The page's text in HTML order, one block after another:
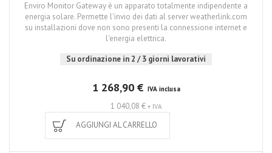
Enviro Monitor Gateway è un apparato totalmente indipendente a
energia solare. Permette l'invio dei dati al server weatherlink.com
su installazioni dove non sono presenti la connessione internet e
l'energia elettrica.
Su ordinazione in 2 / 3 giorni lavorativi
1 268,90 € IVA inclusa
1 040,08 € + IVA
AGGIUNGI AL CARRELLO